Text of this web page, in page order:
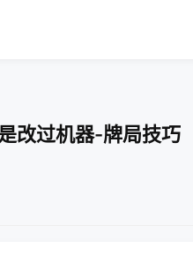
改过机器-牌局技巧